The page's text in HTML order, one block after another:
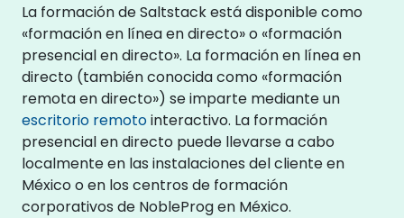
La formación de Saltstack está disponible como
«formación en línea en directo» o «formación
presencial en directo». La formación en línea en
directo (también conocida como «formación
remota en directo») se imparte mediante un
escritorio remotointeractivo. La formación
presencial en directo puede llevarse a cabo
localmente en las instalaciones del cliente en
México o en los centros de formación
corporativos de NobleProg en México.